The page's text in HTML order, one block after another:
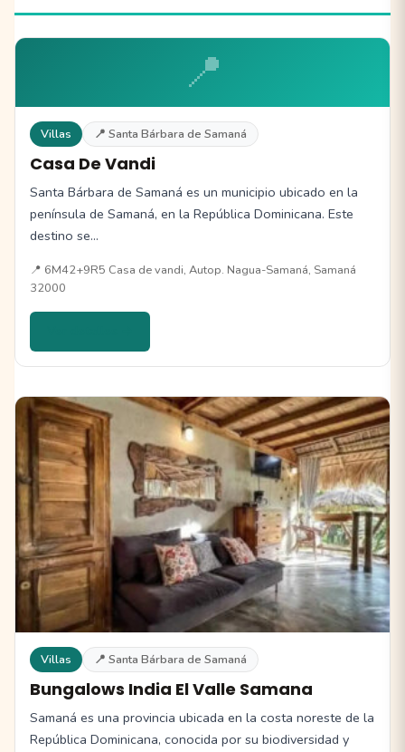
📍
Villas 📍 Santa Bárbara de Samaná
Casa De Vandi
Santa Bárbara de Samaná es un municipio ubicado en la
península de Samaná, en la República Dominicana. Este
destino se…
📍 6M42+9R5 Casa de vandi, Autop. Nagua-Samaná, Samaná
32000
Villas 📍 Santa Bárbara de Samaná
Bungalows India El Valle Samana
Samaná es una provincia ubicada en la costa noreste de la
República Dominicana, conocida por su biodiversidad y